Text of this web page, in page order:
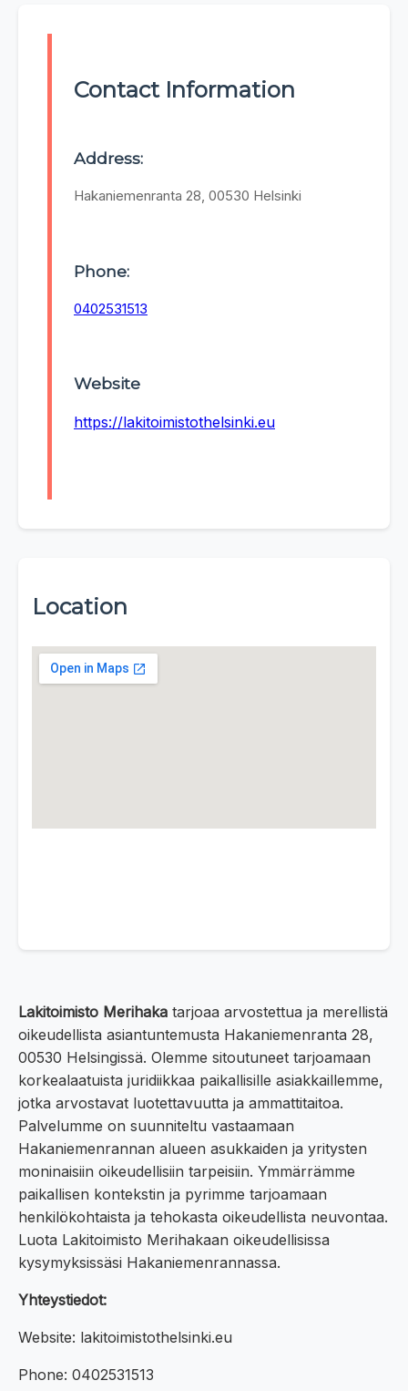
Contact Information
Address:
Hakaniemenranta 28, 00530 Helsinki
Phone:
0402531513
Website
https://lakitoimistothelsinki.eu
Location
Lakitoimisto Merihaka tarjoaa arvostettua ja merellistä
oikeudellista asiantuntemusta Hakaniemenranta 28,
00530 Helsingissä. Olemme sitoutuneet tarjoamaan
korkealaatuista juridiikkaa paikallisille asiakkaillemme,
jotka arvostavat luotettavuutta ja ammattitaitoa.
Palvelumme on suunniteltu vastaamaan
Hakaniemenrannan alueen asukkaiden ja yritysten
moninaisiin oikeudellisiin tarpeisiin. Ymmärrämme
paikallisen kontekstin ja pyrimme tarjoamaan
henkilökohtaista ja tehokasta oikeudellista neuvontaa.
Luota Lakitoimisto Merihakaan oikeudellisissa
kysymyksissäsi Hakaniemenrannassa.
Yhteystiedot:
Website: lakitoimistothelsinki.eu
Phone: 0402531513